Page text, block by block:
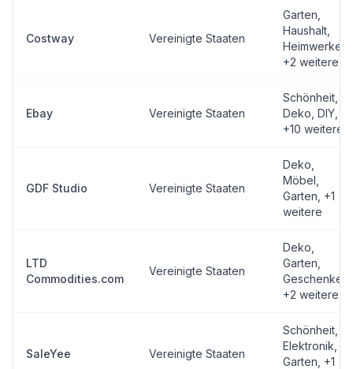
Costway Vereinigte Staaten
Garten,
Haushalt,
Heimwerken
+2 weitere
Ebay Vereinigte Staaten
Schönheit,
Deko, DIY
+10 weitere
GDF Studio Vereinigte Staaten
Deko,
Möbel,
Garten , +1
weitere
LTD
Commodities.com
Vereinigte Staaten
Deko,
Garten,
Geschenke
+2 weitere
SaleYee Vereinigte Staaten
Schönheit,
Elektronik,
Garten , +1